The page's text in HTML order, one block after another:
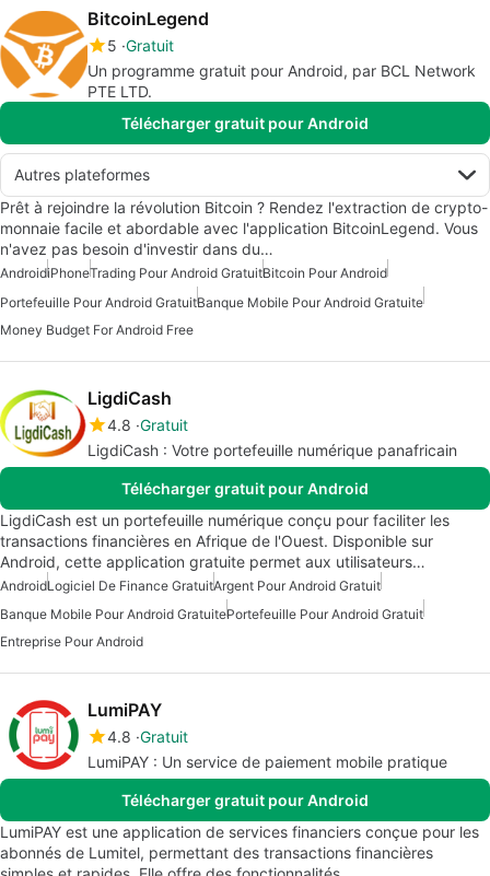
BitcoinLegend
5 Gratuit
Un programme gratuit pour Android, par BCL Network
PTE LTD.
Télécharger gratuit pour Android
Autres plateformes
Prêt à rejoindre la révolution Bitcoin ? Rendez l'extraction de crypto-
monnaie facile et abordable avec l'application BitcoinLegend. Vous
n'avez pas besoin d'investir dans du…
AndroidiPhoneTrading Pour Android GratuitBitcoin Pour Android
Portefeuille Pour Android GratuitBanque Mobile Pour Android Gratuite
Money Budget For Android Free
LigdiCash
4.8 Gratuit
LigdiCash : Votre portefeuille numérique panafricain
Télécharger gratuit pour Android
LigdiCash est un portefeuille numérique conçu pour faciliter les
transactions financières en Afrique de l'Ouest. Disponible sur
Android, cette application gratuite permet aux utilisateurs…
AndroidLogiciel De Finance GratuitArgent Pour Android Gratuit
Banque Mobile Pour Android GratuitePortefeuille Pour Android Gratuit
Entreprise Pour Android
LumiPAY
4.8 Gratuit
LumiPAY : Un service de paiement mobile pratique
Télécharger gratuit pour Android
LumiPAY est une application de services financiers conçue pour les
abonnés de Lumitel, permettant des transactions financières